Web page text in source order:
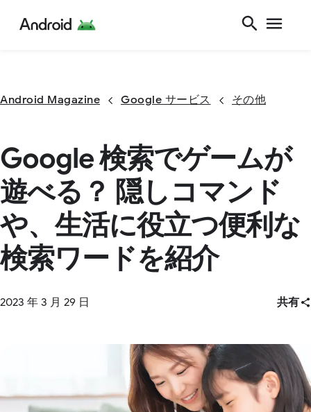
Android Magazine Google サービス その他
Google 検索でゲームが
遊べる？ 隠しコマンド
や、生活に役立つ便利な
検索ワードを紹介
2023 年 3 月 29 日 共有